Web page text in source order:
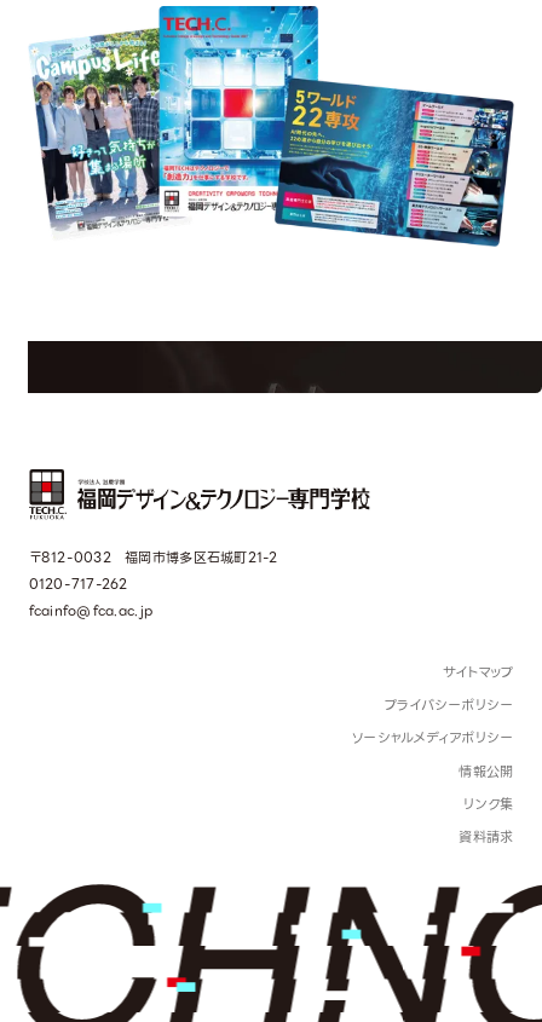
Information
〒812-0032 福岡市博多区石城町21-2
0120-717-262
fcainfo@fca.ac.jp
サイトマップ
プライバシーポリシー
ソーシャルメディアポリシー
情報公開
リンク集
資料請求